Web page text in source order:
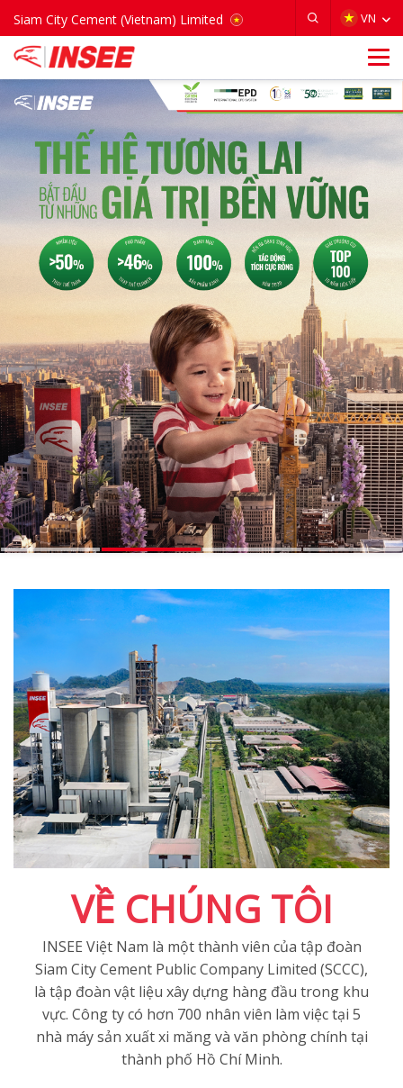
Siam City Cement (Vietnam) Limited VN
VỀ CHÚNG TÔI
INSEE Việt Nam là một thành viên của tập đoàn
Siam City Cement Public Company Limited (SCCC),
là tập đoàn vật liệu xây dựng hàng đầu trong khu
vực. Công ty có hơn 700 nhân viên làm việc tại 5
nhà máy sản xuất xi măng và văn phòng chính tại
thành phố Hồ Chí Minh.